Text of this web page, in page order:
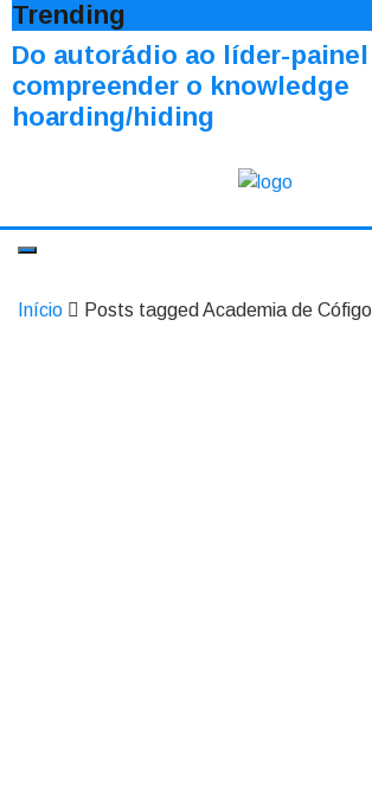
Trending
Do autorádio ao líder-
compreender o knowledge
hoarding/hiding
Início Posts tagged Academia de Cófigo